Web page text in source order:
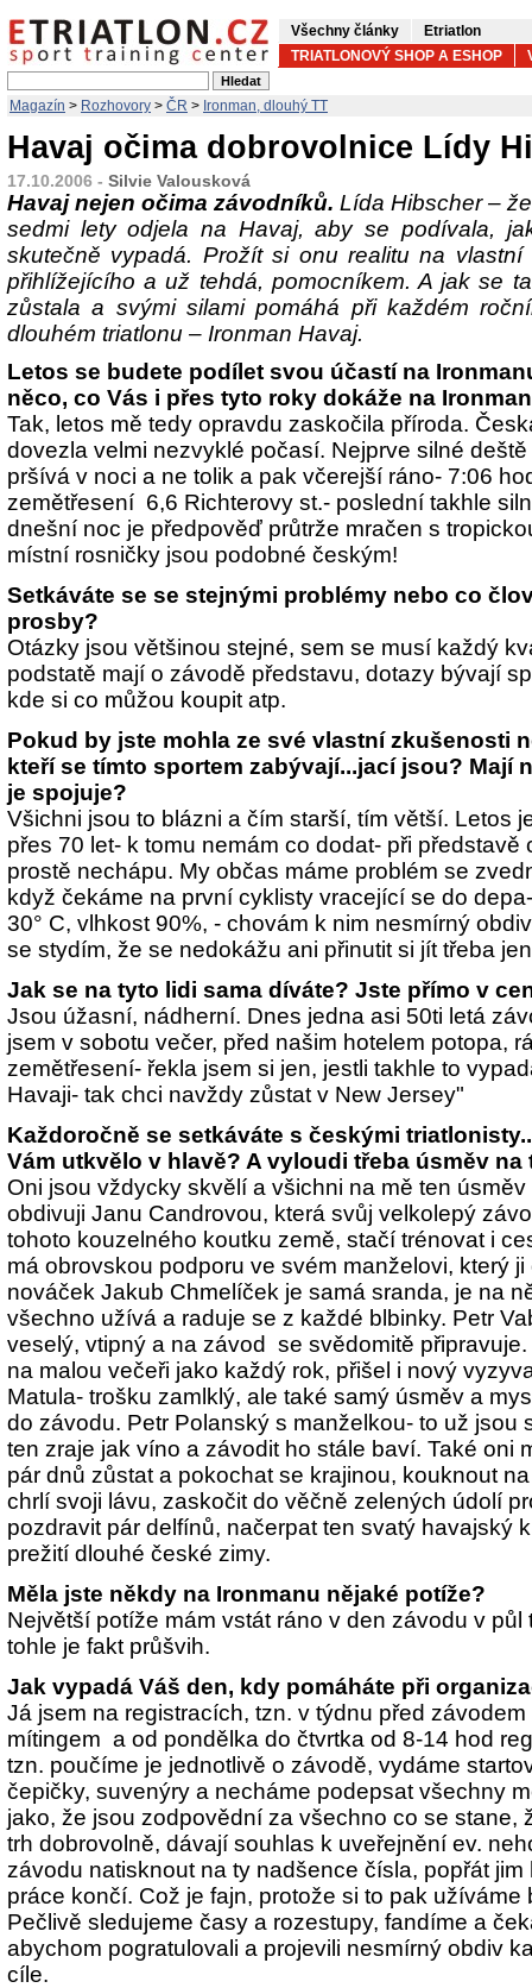
Všechny články
Etriatlon
TRIATLONOVÝ SHOP A ESHOP
Magazín > Rozhovory > ČR > Ironman, dlouhý TT
Havaj očima dobrovolnice Lídy
17.10.2006 - Silvie Valousková
Havaj nejen očima závodníků. Lída Hibscher –
sedmi lety odjela na Havaj, aby se podívala,
skutečně vypadá. Prožít si onu realitu na
přihlížejícího a už tehdá, pomocníkem. A jak se
zůstala a svými silami pomáhá při každém
dlouhém triatlonu – Ironman Havaj.
Letos se budete podílet svou účastí na
něco, co Vás i přes tyto roky dokáže na
Tak, letos mě tedy opravdu zaskočila příroda.
dovezla velmi nezvyklé počasí. Nejprve silné
pršívá v noci a ne tolik a pak včerejší ráno- 7:06
zemětřesení 6,6 Richterovy st.- poslední takhle
dnešní noc je předpověď průtrže mračen s
místní rosničky jsou podobné českým!
Setkáváte se se stejnými problémy nebo co
prosby?
Otázky jsou většinou stejné, sem se musí každý
podstatě mají o závodě představu, dotazy bývají
kde si co můžou koupit atp.
Pokud by jste mohla ze své vlastní zkušenosti
kteří se tímto sportem zabývají...jací jsou? Mají
je spojuje?
Všichni jsou to blázni a čím starší, tím větší. Letos
přes 70 let- k tomu nemám co dodat- při
prostě nechápu. My občas máme problém se
když čekáme na první cyklisty vracející se do
30° C, vlhkost 90%, - chovám k nim nesmírný
se stydím, že se nedokážu ani přinutit si jít třeba
Jak se na tyto lidi sama díváte? Jste přímo v
Jsou úžasní, nádherní. Dnes jedna asi 50ti letá
jsem v sobotu večer, před našim hotelem potopa,
zemětřesení- řekla jsem si jen, jestli takhle to
Havaji- tak chci navždy zůstat v New Jersey"
Každoročně se setkáváte s českými
Vám utkvělo v hlavě? A vyloudi třeba úsměv na
Oni jsou vždycky skvělí a všichni na mě ten
obdivuji Janu Candrovou, která svůj velkolepý
tohoto kouzelného koutku země, stačí trénovat i
má obrovskou podporu ve svém manželovi, který
nováček Jakub Chmelíček je samá sranda, je na
všechno užívá a raduje se z každé blbinky. Petr
veselý, vtipný a na závod se svědomitě
na malou večeři jako každý rok, přišel i nový
Matula- trošku zamlklý, ale také samý úsměv a
do závodu. Petr Polanský s manželkou- to už jsou
ten zraje jak víno a závodit ho stále baví. Také oni
pár dnů zůstat a pokochat se krajinou, kouknout
chrlí svoji lávu, zaskočit do věčně zelených údolí
pozdravit pár delfínů, načerpat ten svatý havajský
prežití dlouhé české zimy.
Měla jste někdy na Ironmanu nějaké potíže?
Největší potíže mám vstát ráno v den závodu v půl
tohle je fakt průšvih.
Jak vypadá Váš den, kdy pomáháte při
Já jsem na registracích, tzn. v týdnu před
mítingem a od pondělka do čtvrtka od 8-14 hod
tzn. poučíme je jednotlivě o závodě, vydáme
čepičky, suvenýry a necháme podepsat všechny
jako, že jsou zodpovědní za všechno co se stane,
trh dobrovolně, dávají souhlas k uveřejnění ev.
závodu natisknout na ty nadšence čísla, popřát
práce končí. Což je fajn, protože si to pak
Pečlivě sledujeme časy a rozestupy, fandíme a
abychom pogratulovali a projevili nesmírný obdiv
cíle.